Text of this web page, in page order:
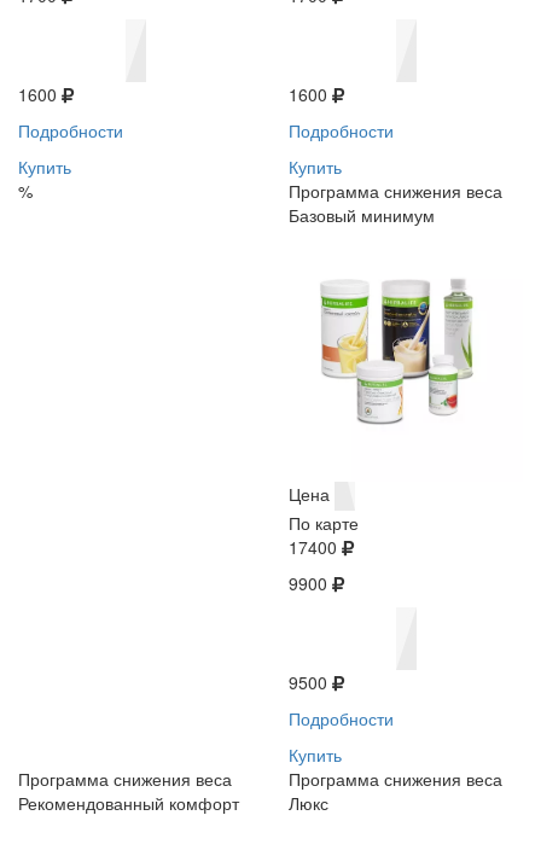
1600
Подробности
Купить
%
1600
Подробности
Купить
Программа снижения веса
Базовый минимум
Цена
По карте
17400
9900
9500
Подробности
Купить
Программа снижения веса
Рекомендованный комфорт
Программа снижения веса
Люкс